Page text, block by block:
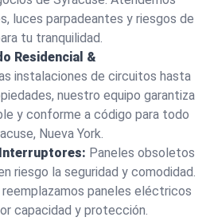
luces parpadeantes y riesgos de
tu tranquilidad.
Residencial &
instalaciones de circuitos hasta
nuestro equipo garantiza
y conforme a código para todo
Nueva York.
Paneles obsoletos
riesgo la seguridad y comodidad.
paneles eléctricos
capacidad y protección.